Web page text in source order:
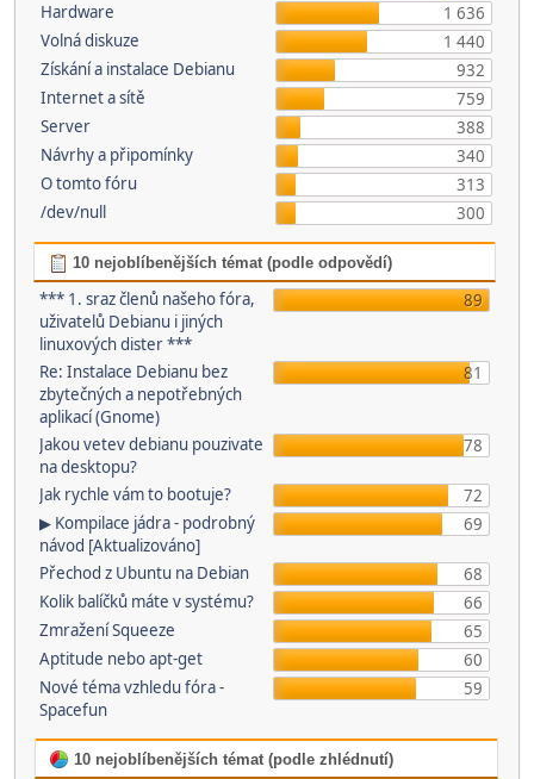
Hardware
1 636
Volná diskuze
1 440
Získání a instalace Debianu
932
Internet a sítě
759
Server
388
Návrhy a připomínky
340
O tomto fóru
313
/dev/null
300
10 nejoblíbenějších témat (podle odpovědí)
*** 1. sraz členů našeho fóra,
uživatelů Debianu i jiných
linuxových dister ***
89
Re: Instalace Debianu bez
zbytečných a nepotřebných
aplikací (Gnome)
81
Jakou vetev debianu pouzivate
na desktopu?
78
Jak rychle vám to bootuje?
72
▶ Kompilace jádra - podrobný
návod [Aktualizováno]
69
Přechod z Ubuntu na Debian
68
Kolik balíčků máte v systému?
66
Zmražení Squeeze
65
Aptitude nebo apt-get
60
Nové téma vzhledu fóra -
Spacefun
59
10 nejoblíbenějších témat (podle zhlédnutí)